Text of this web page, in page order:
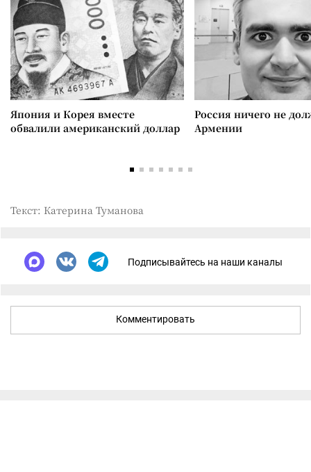
Япония и Корея вместе
обвалили американский доллар
Россия ничего не
Армении
Текст: Катерина Туманова
Подписывайтесь на наши каналы
Комментировать